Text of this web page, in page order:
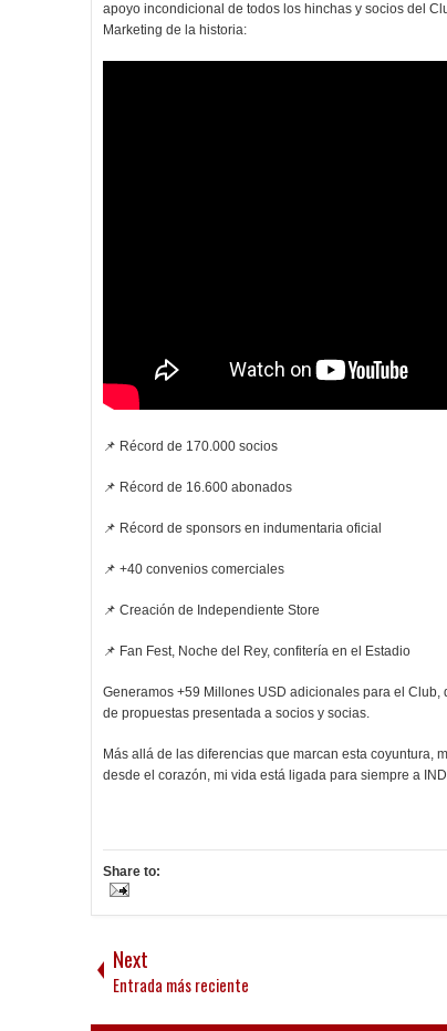
apoyo incondicional de todos los hinchas y socios del
Marketing de la historia:
📌 Récord de 170.000 socios
📌 Récord de 16.600 abonados
📌 Récord de sponsors en indumentaria oficial
📌 +40 convenios comerciales
📌 Creación de Independiente Store
📌 Fan Fest, Noche del Rey, confitería en el Estadio
Generamos +59 Millones USD adicionales para el
de propuestas presentada a socios y socias.
Más allá de las diferencias que marcan esta coyuntura,
desde el corazón, mi vida está ligada para siempre a
Share to:
Next
Entrada más reciente